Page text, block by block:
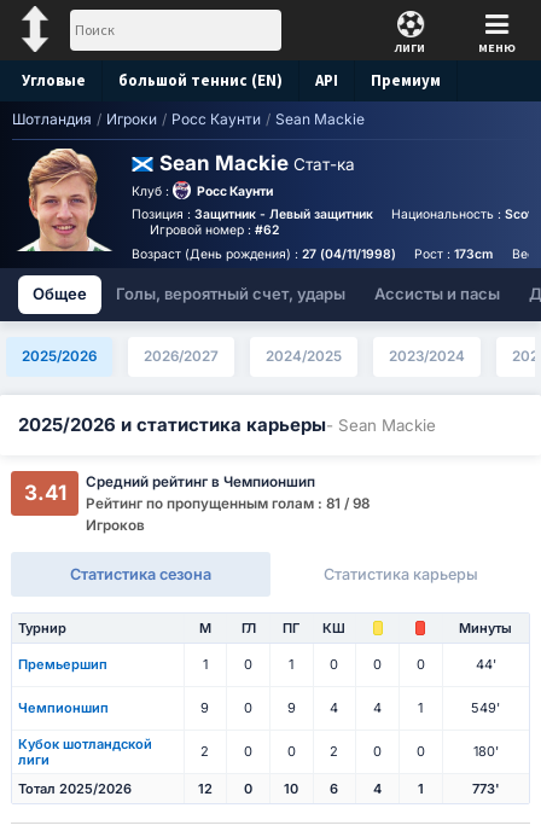
ЛИГИ МЕНЮ
Угловые большой теннис (EN) API Премиум
Прогноз
Шотландия / Игроки / Росс Каунти / Sean Mackie
Sean Mackie Стат-ка
Клуб :
Росс Каунти
Позиция : Защитник - Левый защитник Национальность :
Игровой номер :#62
Возраст (День рождения) : 27 (04/11/1998) Рост :173cm Вес
Общее Голы, вероятный счет, удары Ассисты и пасы
2025/2026 2026/2027 2024/2025 2023/2024
2025/2026 и статистика карьеры- Sean Mackie
3.41
Средний рейтинг в Чемпионшип
Рейтинг по пропущенным голам : 81 / 98
Игроков
Статистика сезона Статистика карьеры
Турнир М ГЛ ПГ КШ Минуты
Премьершип 1 0 1 0 0 0 44'
Чемпионшип 9 0 9 4 4 1 549'
Кубок шотландской
лиги
2 0 0 2 0 0 180'
Тотал 2025/2026 12 0 10 6 4 1 773'